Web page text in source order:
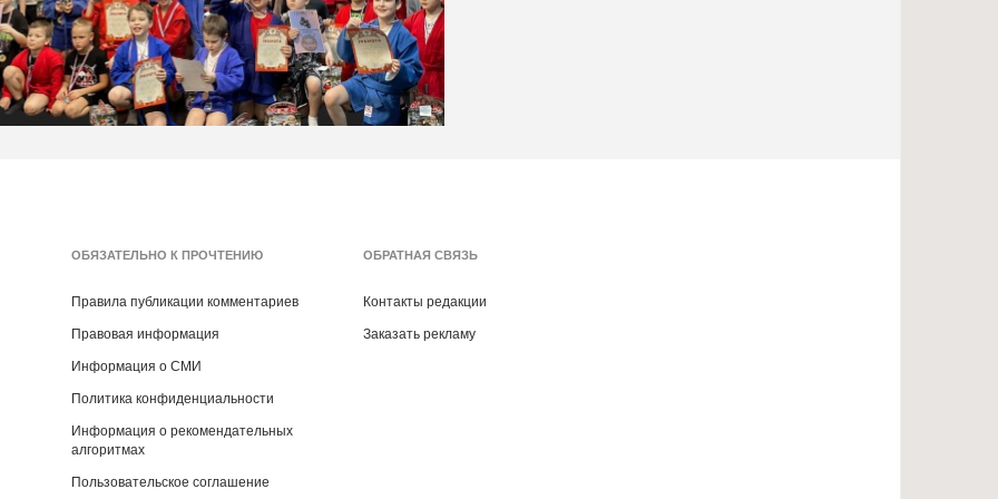
ОБЯЗАТЕЛЬНО К ПРОЧТЕНИЮ
Правила публикации комментариев
Правовая информация
Информация о СМИ
Политика конфиденциальности
Информация о рекомендательных
алгоритмах
Пользовательское соглашение
ОБРАТНАЯ СВЯЗЬ
Контакты редакции
Заказать рекламу